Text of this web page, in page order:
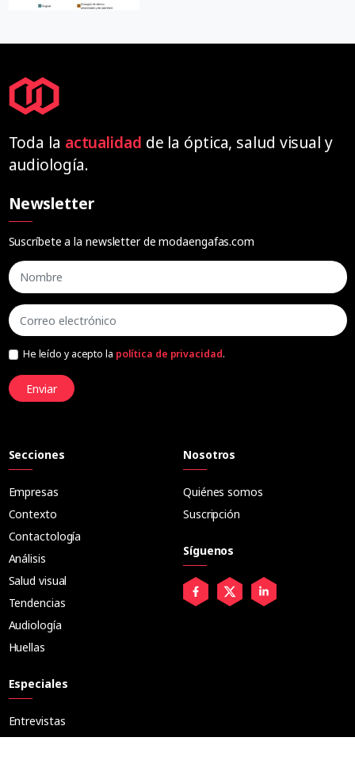
Toda la actualidad de la óptica, salud visual y
audiología.
Newsletter
Suscríbete a la newsletter de modaengafas.com
He leído y acepto la política de privacidad.
Enviar
Secciones
Empresas
Contexto
Contactología
Análisis
Salud visual
Tendencias
Audiología
Huellas
Especiales
Entrevistas
Nosotros
Quiénes somos
Suscripción
Síguenos